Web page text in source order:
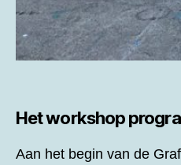
Het workshop
Aan het begin van de